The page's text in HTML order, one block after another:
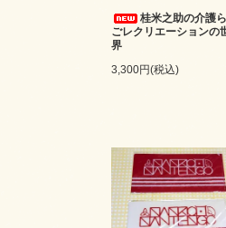
桂米之助の介護
ごレクリエーションの
界
3,300円(税込)